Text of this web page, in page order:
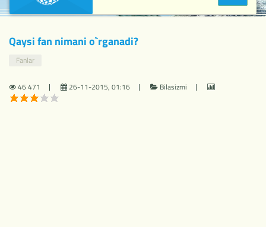
Qaysi fan nimani o`rganadi?
Fanlar
46 471 26-11-2015, 01:16 Bilasizmi